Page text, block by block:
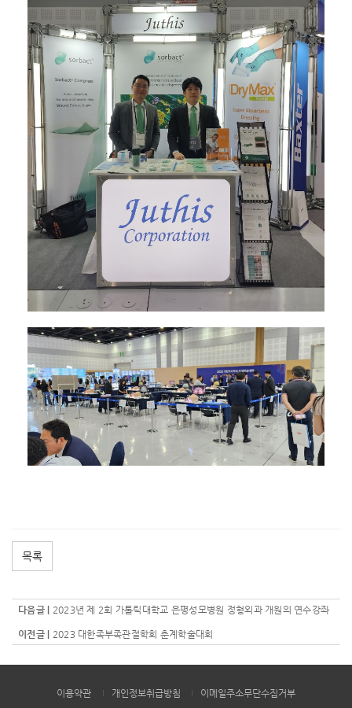
목록
다음글 | 2023년 제 2회 가톨릭대학교 은평성모병원 정형외과 개원의 연수강좌
이전글 | 2023 대한족부족관절학회 춘계학술대회
이용약관 개인정보취급방침 이메일주소무단수집거부